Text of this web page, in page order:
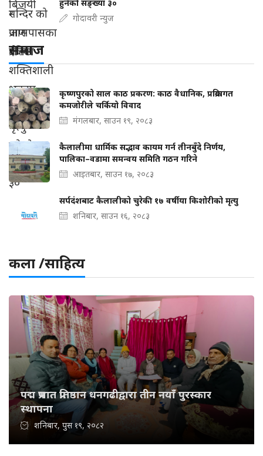
हुनेको सङ्ख्या ३०
गोदावरी न्युज
समाज
कृष्णपुरको साल काठ प्रकरण: काठ वैधानिक, प्रक्रियागत
कमजोरीले चर्कियो विवाद
मंगलबार, साउन १९, २०८३
कैलालीमा धार्मिक सद्भाव कायम गर्न तीनबुँदे निर्णय,
पालिका–वडामा समन्वय समिति गठन गरिने
आइतबार, साउन १७, २०८३
सर्पदंशबाट कैलालीको चुरेकी १७ वर्षीया किशोरीको मृत्यु
शनिबार, साउन १६, २०८३
कला /साहित्य
पद्म प्रभात प्रतिष्ठान धनगढीद्वारा तीन नयाँ पुरस्कार
स्थापना
शनिबार, पुस १९, २०८२